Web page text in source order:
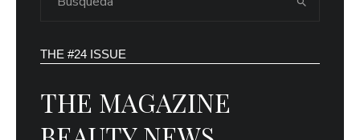
THE #24 ISSUE
THE MAGAZINE